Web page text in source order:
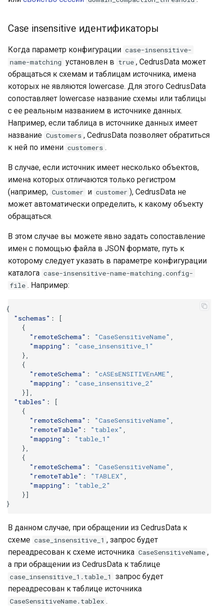
Case insensitive идентификаторы
Когда параметр конфигурации case-insensitive-
name-matching установлен в true , CedrusData может
обращаться к схемам и таблицам источника, имена
которых не являются lowercase. Для этого CedrusData
сопоставляет lowercase название схемы или таблицы
с ее реальным названием в источнике данных.
Например, если таблица в источнике данных имеет
название Customers , CedrusData позволяет обратиться
к ней по имени customers .
В случае, если источник имеет несколько объектов,
имена которых отличаются только регистром
(например, Customer и customer ), CedrusData не
может автоматически определить, к какому объекту
обращаться.
В этом случае вы можете явно задать сопоставление
имен с помощью файла в JSON формате, путь к
которому следует указать в параметре конфигурации
каталога case-insensitive-name-matching.config-
file . Например:
{
"schemas" :
[
{
"remoteSchema" : "CaseSensitiveName"
"mapping" :
"case_insensitive_1"
},
{
"remoteSchema" : "cASEsENSITIVEnAME"
"mapping" :
"case_insensitive_2"
}],
"tables" :
[
{
"remoteSchema" : "CaseSensitiveName"
"remoteTable" : "tablex"
"mapping" :
"table_1"
},
{
"remoteSchema" : "CaseSensitiveName"
"remoteTable" : "TABLEX"
"mapping" :
"table_2"
}]
}
В данном случае, при обращении из CedrusData к
схеме case_insensitive_1 , запрос будет
переадресован к схеме источника CaseSensitiveName ,
а при обращении из CedrusData к таблице
case_insensitive_1.table_1
запрос будет
переадресован к таблице источника
CaseSensitiveName.tablex .